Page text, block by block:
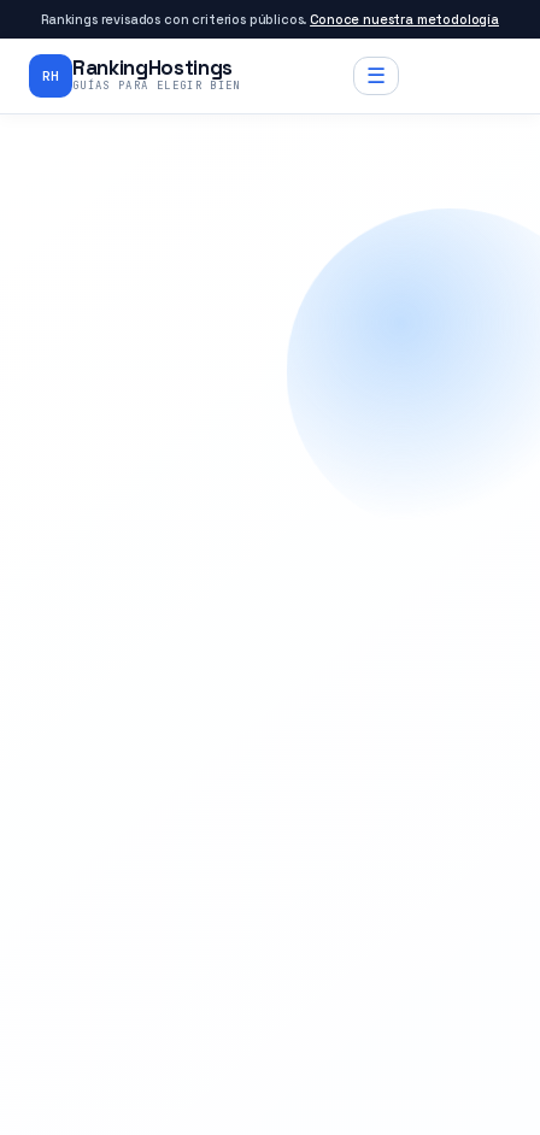
Rankings revisados con criterios públicos.Conoce nuestra metodología
RH RankingHostings
GUÍAS PARA ELEGIR BIEN ☰